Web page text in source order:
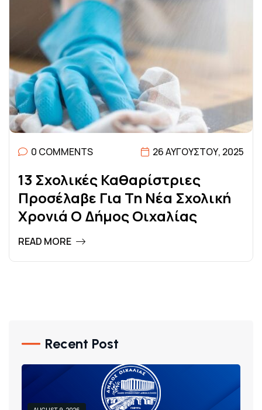
0 COMMENTS 26 ΑΥΓΟΎΣΤΟΥ, 2025
13 ΣΧΟΛΙΚΈΣ ΚΑΘΑΡΊΣΤΡΙΕΣ
ΠΡΟΣΈΛΑΒΕ ΓΙΑ ΤΗ ΝΈΑ ΣΧΟΛΙΚΉ
ΧΡΟΝΙΆ Ο ΔΉΜΟΣΟΙΧΑΛΊΑΣ
READ MORE
Recent Post